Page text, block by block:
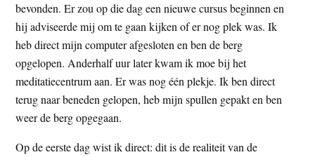
bevonden. Er zou op die dag een nieuwe cursus beginnen en
hij adviseerde mij om te gaan kijken of er nog plek was. Ik
heb direct mijn computer afgesloten en ben de berg
opgelopen. Anderhalf uur later kwam ik moe bij het
meditatiecentrum aan. Er was nog één plekje. Ik ben direct
terug naar beneden gelopen, heb mijn spullen gepakt en ben
weer de berg opgegaan.
Op de eerste dag wist ik direct: dit is de realiteit van de